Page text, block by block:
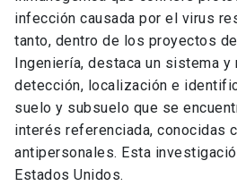
infección causada por el virus
tanto, dentro de los proyectos
Ingeniería, destaca un sistema y
detección, localización e
suelo y subsuelo que se
interés referenciada, conocidas
antipersonales. Esta
Estados Unidos.